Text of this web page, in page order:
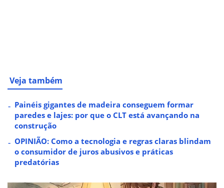
Veja também
Painéis gigantes de madeira conseguem formar
paredes e lajes: por que o CLT está avançando na
construção
OPINIÃO: Como a tecnologia e regras claras blindam
o consumidor de juros abusivos e práticas
predatórias